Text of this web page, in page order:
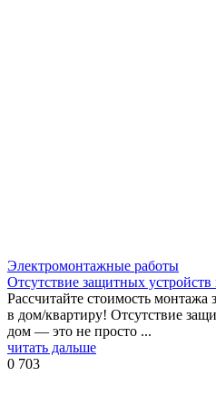
Электромонтажные работы
Отсутствие защитных
Рассчитайте стоимость
в дом/квартиру! Отсутствие
дом — это не просто ...
читать дальше
0 703